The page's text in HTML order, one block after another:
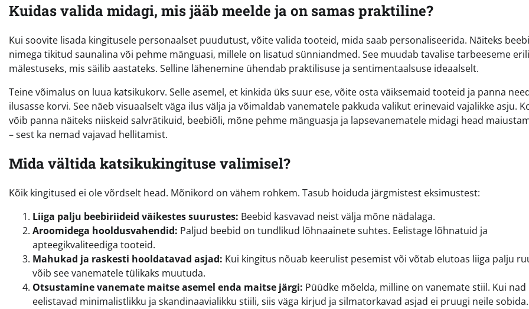
Kuidas valida midagi, mis jääb meelde ja on samas praktiline?
Kui soovite lisada kingitusele personaalset puudutust, võite valida tooteid, mida saab personaliseerida. Näiteks beebi
nimega tikitud saunalina või pehme mänguasi, millele on lisatud sünniandmed. See muudab tavalise tarbeeseme
mälestuseks, mis säilib aastateks. Selline lähenemine ühendab praktilisuse ja sentimentaalsuse ideaalselt.
Teine võimalus on luua katsikukorv. Selle asemel, et kinkida üks suur ese, võite osta väiksemaid tooteid ja panna
ilusasse korvi. See näeb visuaalselt väga ilus välja ja võimaldab vanematele pakkuda valikut erinevaid vajalikke asju.
võib panna näiteks niiskeid salvrätikuid, beebiõli, mõne pehme mänguasja ja lapsevanematele midagi head
– sest ka nemad vajavad hellitamist.
Mida vältida katsikukingituse valimisel?
Kõik kingitused ei ole võrdselt head. Mõnikord on vähem rohkem. Tasub hoiduda järgmistest eksimustest:
Liiga palju beebiriideid väikestes suurustes: Beebid kasvavad neist välja mõne nädalaga.
Aroomidega hooldusvahendid: Paljud beebid on tundlikud lõhnaainete suhtes. Eelistage lõhnatuid ja
apteegikvaliteediga tooteid.
Mahukad ja raskesti hooldatavad asjad: Kui kingitus nõuab keerulist pesemist või võtab elutoas liiga palju
võib see vanematele tülikaks muutuda.
Otsustamine vanemate maitse asemel enda maitse järgi: Püüdke mõelda, milline on vanemate stiil. Kui nad
eelistavad minimalistlikku ja skandinaavialikku stiili, siis väga kirjud ja silmatorkavad asjad ei pruugi neile sobida.